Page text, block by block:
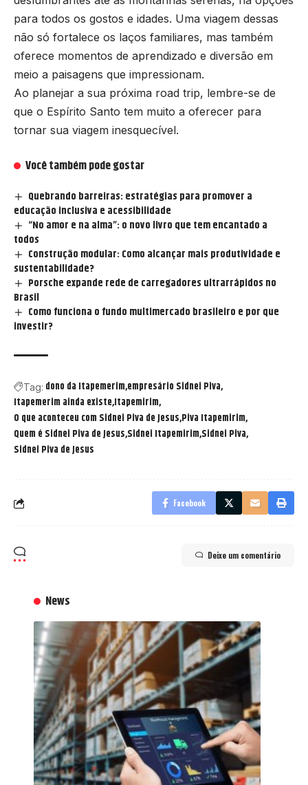
para todos os gostos e idades. Uma viagem dessas
não só fortalece os laços familiares, mas também
oferece momentos de aprendizado e diversão em
meio a paisagens que impressionam.
Ao planejar a sua próxima road trip, lembre-se de
que o Espírito Santo tem muito a oferecer para
tornar sua viagem inesquecível.
Você também pode gostar
Quebrando barreiras: estratégias para promover a
educação inclusiva e acessibilidade
“No amor e na alma”: o novo livro que tem encantado a
todos
Construção modular: Como alcançar mais produtividade e
sustentabilidade?
Porsche expande rede de carregadores ultrarrápidos no
Brasil
Como funciona o fundo multimercado brasileiro e por que
investir?
Tag: dono da Itapemerim empresário Sidnei Piva
Itapemerim ainda existe Itapemirim
O que aconteceu com Sidnei Piva de Jesus Piva Itapemirim
Quem é Sidnei Piva de Jesus Sidnei Itapemirim Sidnei Piva
Sidnei Piva de Jesus
Facebook
Deixe um comentário
News